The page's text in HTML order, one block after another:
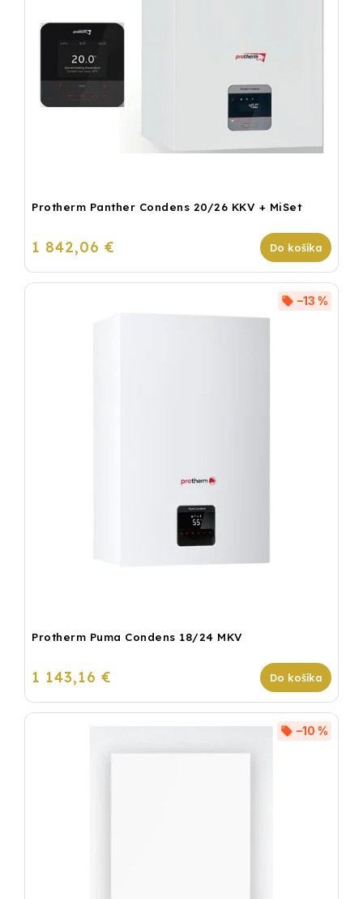
Protherm Panther Condens 20/26 KKV + MiSet
1 842,06 € Do košíka
Protherm Puma Condens 18/24 MKV
–13 %
1 143,16 € Do košíka
–10 %